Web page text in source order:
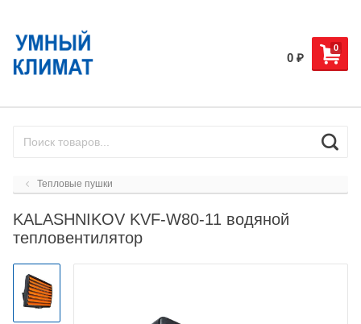
0
0 ₽
Тепловые пушки
KALASHNIKOV KVF-W80-11 водяной
тепловентилятор